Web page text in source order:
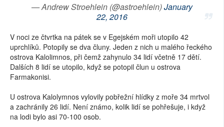
— Andrew Stroehlein (@astroehlein)January
22, 2016
V noci ze čtvrtka na pátek se v Egejském moři utopilo 42
uprchlíků. Potopily se dva čluny. Jeden z nich u malého řeckého
ostrova Kalolimnos, při čemž zahynulo 34 lidí včetně 17 dětí.
Dalších 8 lidí se utopilo, když se potopil člun u ostrova
Farmakonisi.
U ostrova Kalolymnos vylovily pobřežní hlídky z moře 34 mrtvol
a zachránily 26 lidí. Není známo, kolik lidí se pohřešuje, i když
na lodi bylo asi 70-100 osob.